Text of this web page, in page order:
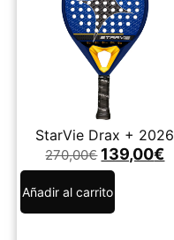
StarVie Drax + 2026
270,00€ 139,00€
Añadir al carrito